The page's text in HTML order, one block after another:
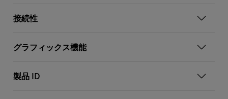
接続性
グラフィックス機能
製品 ID